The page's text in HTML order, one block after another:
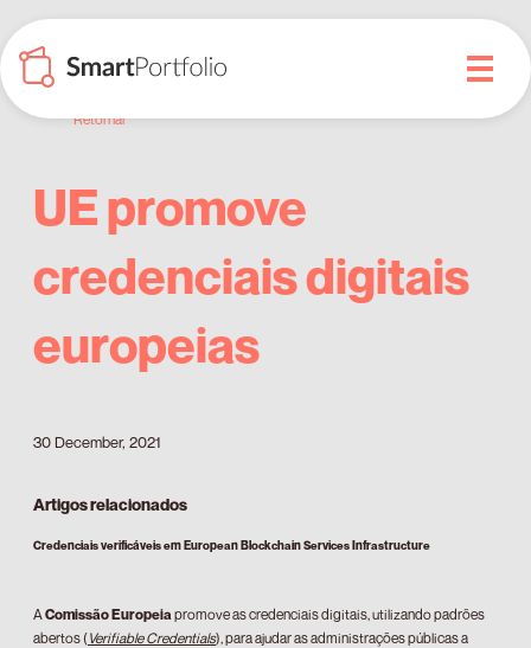
Retornar
UE promove
credenciais digitais
europeias
30 December, 2021
Artigos relacionados
Credenciais verificáveis em European Blockchain Services Infrastructure
A Comissão Europeia promove as credenciais digitais, utilizando padrões
abertos (Verifiable Credentials), para ajudar as administrações públicas a